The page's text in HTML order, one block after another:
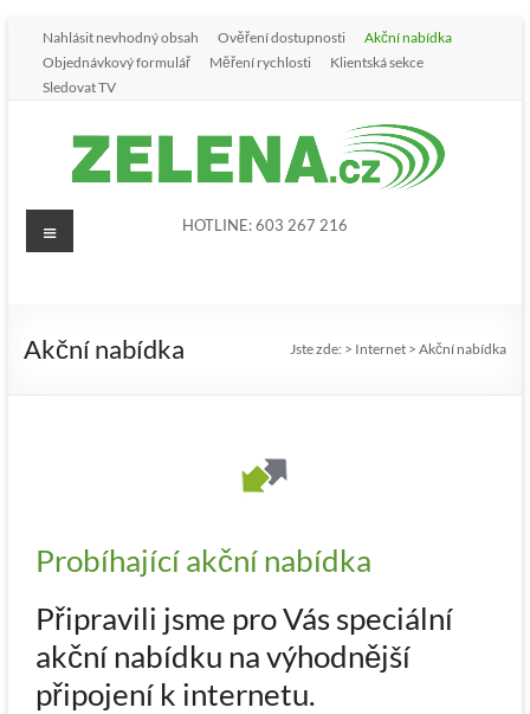
Nahlásit nevhodný obsah Ověření dostupnosti
Akční nabídka
Objednávkový formulář
Měření rychlosti
Klientská sekce
Sledovat TV
HOTLINE: 603 267 216
Akční nabídka Jste zde: > Internet >Akční nabídka
Probíhající akční nabídka
Připravili jsme pro Vás speciální
akční nabídku na výhodnější
připojení k internetu.